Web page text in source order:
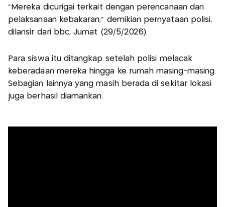
"Mereka dicurigai terkait dengan perencanaan dan
pelaksanaan kebakaran," demikian pernyataan polisi,
dilansir dari bbc, Jumat (29/5/2026).
Para siswa itu ditangkap setelah polisi melacak
keberadaan mereka hingga ke rumah masing-masing.
Sebagian lainnya yang masih berada di sekitar lokasi
juga berhasil diamankan.